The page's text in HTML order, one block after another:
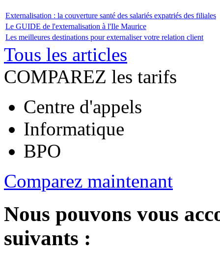
Externalisation : la couverture santé des salariés expatriés des filiales
Le GUIDE de l'externalisation à l'Ile Maurice
Les meilleures destinations pour externaliser votre relation client
Tous les articles
COMPAREZ les tarifs
Centre d'appels
Informatique
BPO
Comparez maintenant
Nous pouvons vous
suivants :